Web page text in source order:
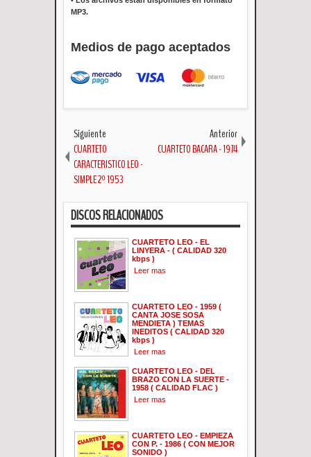
MP3.
Medios de pago aceptados
Siguiente
CUARTETO
CARACTERISTICO LEO -
SIMPLE 2º 1953
Anterior
CUARTETO BACARA - 1974
DISCOS RELACIONADOS
CUARTETO LEO - EL
LINYERA - ( CALIDAD 320
kbps )
Leer mas
CUARTETO LEO - 1959 (
CANTA JOSE SOSA
MENDIETA ) TEMAS
INEDITOS ( CALIDAD 320
kbps )
Leer mas
CUARTETO LEO - DEL
BRAZO CON LA SUERTE -
1958 ( CALIDAD FLAC )
Leer mas
CUARTETO LEO - EMPIEZA
CON P. - 1986 ( CON MEJOR
SONIDO )